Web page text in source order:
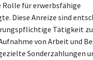
Rolle für erwerbsfähige
Diese Anreize sind
Tätigkeit
von Arbeit und
Sonderzahlungen